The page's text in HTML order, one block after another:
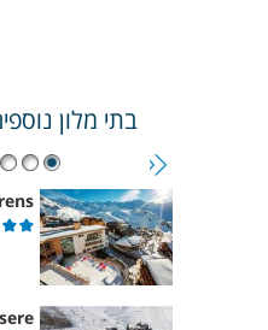
בתי מלון